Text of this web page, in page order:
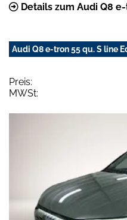
Details zum Audi Q8
Audi Q8 e-tron 55 qu. S line
Preis:
MWSt: